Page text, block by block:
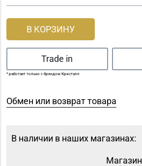
В КОРЗИНУ
Trade in
* работает только с брендом Кристалл
Обмен или возврат товара
В наличии в наших магазинах:
Магазин